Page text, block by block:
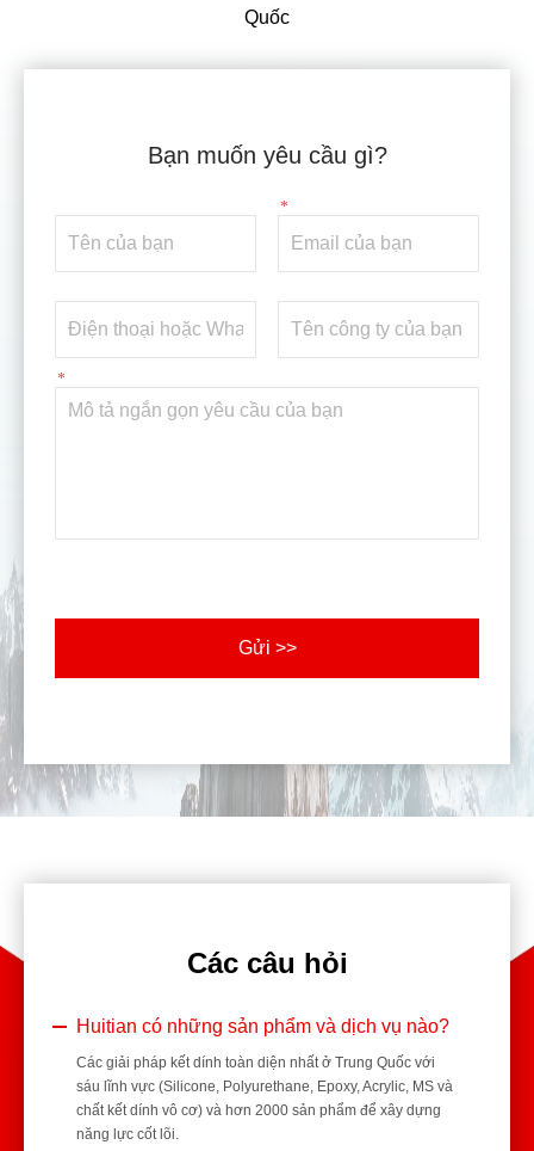
Quốc
Bạn muốn yêu cầu gì?
Gửi >>
Các câu hỏi
Huitian có những sản phẩm và dịch vụ nào?
Các giải pháp kết dính toàn diện nhất ở Trung Quốc với
sáu lĩnh vực (Silicone, Polyurethane, Epoxy, Acrylic, MS và
chất kết dính vô cơ) và hơn 2000 sản phẩm để xây dựng
năng lực cốt lõi.